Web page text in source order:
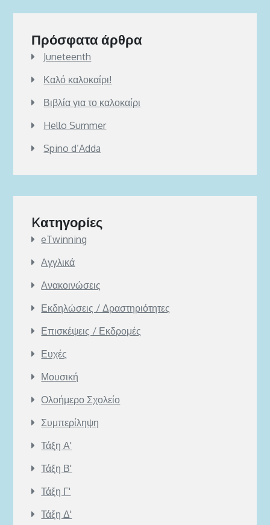
Πρόσφατα άρθρα
Juneteenth
Καλό καλοκαίρι!
Βιβλία για το καλοκαίρι
Hello Summer
Spino d’Adda
Kατηγορίες
eTwinning
Αγγλικά
Ανακοινώσεις
Εκδηλώσεις / Δραστηριότητες
Επισκέψεις / Εκδρομές
Ευχές
Μουσική
Ολοήμερο Σχολείο
Συμπερίληψη
Τάξη Α'
Τάξη Β'
Τάξη Γ'
Τάξη Δ'